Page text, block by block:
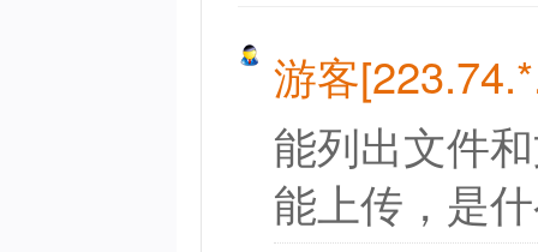
游客
能列出文件
能上传，是